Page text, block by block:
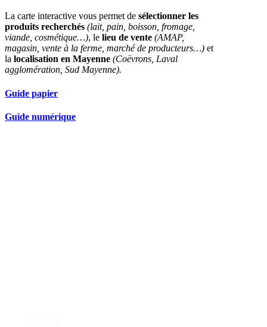
La carte interactive vous permet de sélectionner les
produits recherchés (lait, pain, boisson, fromage,
viande, cosmétique…), le lieu de vente (AMAP,
magasin, vente à la ferme, marché de producteurs…) et
la localisation en Mayenne (Coëvrons, Laval
agglomération, Sud Mayenne).
Guide papier
Guide numérique